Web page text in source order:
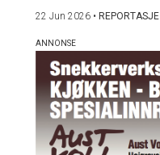
22 Jun 2026 • REPORTASJE